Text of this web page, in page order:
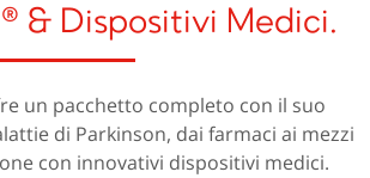
& Dispositivi Medici.
un pacchetto completo con il suo
di Parkinson, dai farmaci ai mezzi
con innovativi dispositivi medici.